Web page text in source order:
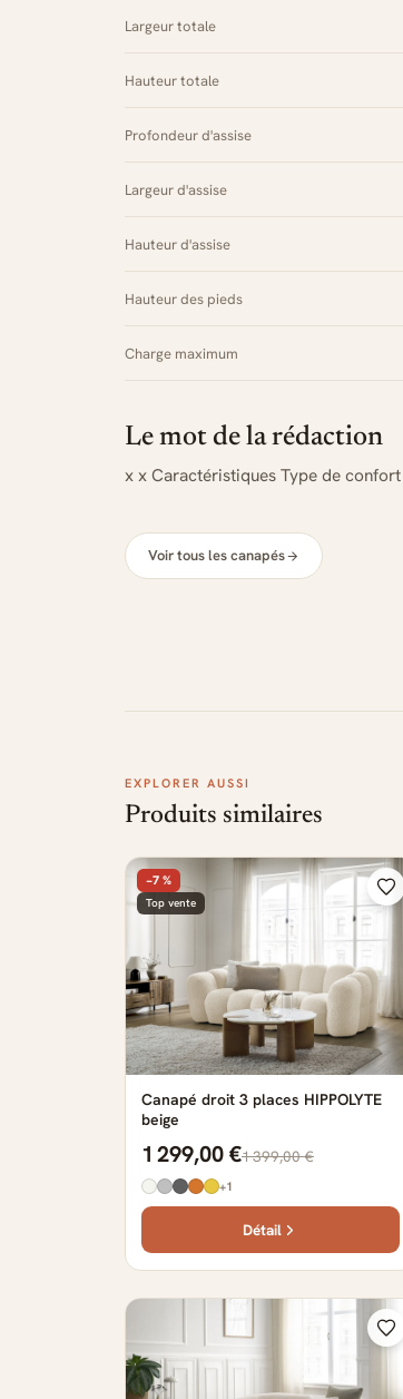
Largeur totale
Hauteur totale
Profondeur d'assise
Largeur d'assise
Hauteur d'assise
Hauteur des pieds
Charge maximum
Le mot de la rédaction
x x Caractéristiques Type de
Voir tous les canapés
EXPLORER AUSSI
Produits similaires
−7 %
Top vente
Canapé droit 3 places HIPPOLYTE
beige
1 299,00 €1 399,00 €
+1
Détail